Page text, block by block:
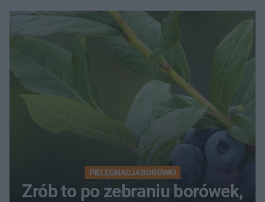
PIELĘGNACJA BORÓWKI
Zrób to po zebraniu borówek,